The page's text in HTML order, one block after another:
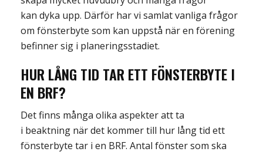
kan dyka upp. Därför har vi samlat vanliga frågor
om fönsterbyte som kan uppstå när en förening
befinner sig i planeringsstadiet.
HUR LÅNG TID TAR ETT FÖNSTERBYTE I
EN BRF?
Det finns många olika aspekter att ta
i beaktning när det kommer till hur lång tid ett
fönsterbyte tar i en BRF. Antal fönster som ska